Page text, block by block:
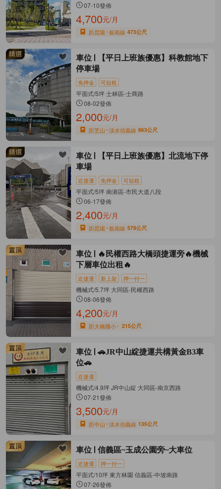
07-10發佈
4,700元/月
距昆陽 板南線 473公尺
車位
【平日上班族優惠】科教館地下
停車場
免押金 可短租
平面式/5坪 士林區-士商路
08-02發佈
2,000元/月
距芝山 淡水信義線 963公尺
車位
【平日上班族優惠】北流地下停
車場
近捷運 免押金 可短租
平面式/5坪 南港區-市民大道八段
06-17發佈
2,400元/月
距昆陽 板南線 579公尺
車位
🔥民權西路大橋頭捷運旁🔥機械
下層車位出租🔥
近捷運 新上架 押一付一
機械式/5.7坪 大同區-民權西路
08-06發佈
4,200元/月
距大橋國小 215公尺
車位
🚗JR中山綻捷運共構黃金B3車
位🚗
近捷運
機械式/4.9坪 JR中山綻 大同區-南京西路
07-21發佈
3,500元/月
距中山 淡水信義線 135公尺
車位 信義區~玉成公園旁~大車位
近捷運 押一付一
平面式/10坪 東方林園 信義區-中坡南路
07-26發佈